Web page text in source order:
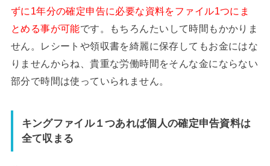
ずに1年分の確定申告に必要な資料をファイル1つにま
とめる事が可能です。もちろんたいして時間もかかりま
せん。レシートや領収書を綺麗に保存してもお金にはな
りませんからね、貴重な労働時間をそんな金にならない
部分で時間は使っていられません。
キングファイル１つあれば個人の確定申告資料は
全て収まる